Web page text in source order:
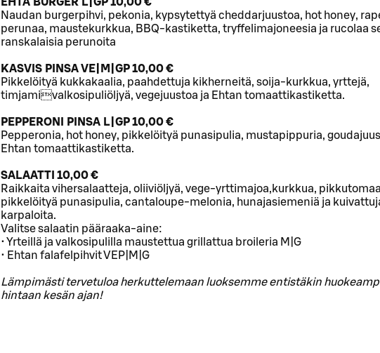
Naudan burgerpihvi, pekonia, kypsytettyä cheddarjuustoa, hot honey,
perunaa, maustekurkkua, BBQ-kastiketta, tryffelimajoneesia ja rucolaa
ranskalaisia perunoita
KASVIS PINSA VE|M|GP 10,00 €
Pikkelöityä kukkakaalia, paahdettuja kikherneitä, soija-kurkkua, yrttejä,
timjamivalkosipuliöljyä, vegejuustoa ja Ehtan tomaattikastiketta.
PEPPERONI PINSA L|GP 10,00 €
Pepperonia, hot honey, pikkelöityä punasipulia, mustapippuria,
Ehtan tomaattikastiketta.
SALAATTI 10,00 €
Raikkaita vihersalaatteja, oliiviöljyä, vege-yrttimajoa,kurkkua,
pikkelöityä punasipulia, cantaloupe-melonia, hunajasiemeniä ja
karpaloita.
Valitse salaatin pääraaka-aine:
• Yrteillä ja valkosipulilla maustettua grillattua broileria M|G
• Ehtan falafelpihvit VEP|M|G
Lämpimästi tervetuloa herkuttelemaan luoksemme entistäkin
hintaan kesän ajan!